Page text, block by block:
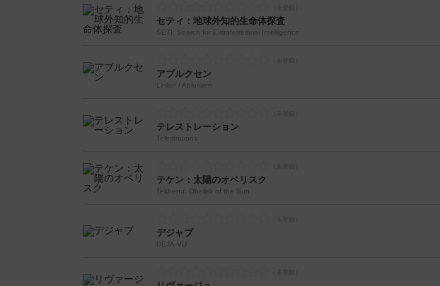
セティ：地球外知的生命体探査
SETI: Search for Extraterrestrial Intelligence
アブルクセン
Linko! / Abluxxen
テレストレーション
Telestrations
テケン：太陽のオベリスク
Tekhenu: Obelisk of the Sun
デジャブ
DEJA-VU